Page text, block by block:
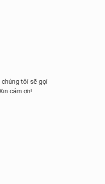
chúng tôi sẽ gọi
cảm ơn!